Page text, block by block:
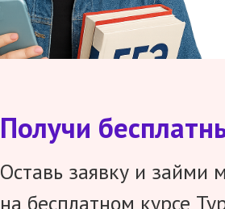
Получи
Оставь заявку и займи
на бесплатном курсе